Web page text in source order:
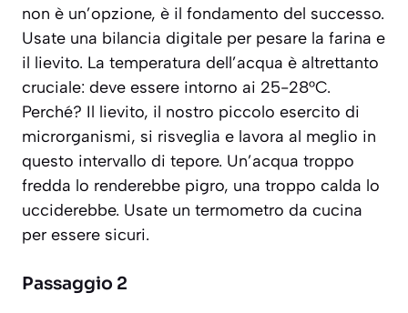
non è un’opzione, è il fondamento del successo.
Usate una bilancia digitale per pesare la farina e
il lievito. La temperatura dell’acqua è altrettanto
cruciale: deve essere intorno ai 25-28°C.
Perché? Il lievito, il nostro piccolo esercito di
microrganismi, si risveglia e lavora al meglio in
questo intervallo di tepore. Un’acqua troppo
fredda lo renderebbe pigro, una troppo calda lo
ucciderebbe. Usate un termometro da cucina
per essere sicuri.
Passaggio 2